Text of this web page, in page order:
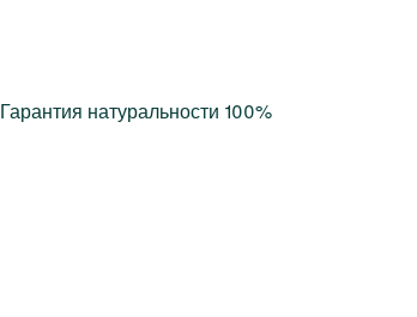
Гарантия натуральности 100%